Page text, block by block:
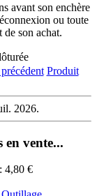
avant son enchère
ou toute
son achat.
Produit
2026.
en vente...
4,80 €